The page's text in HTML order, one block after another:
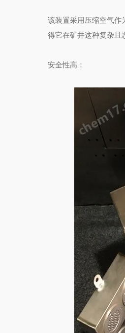
该装置采用压缩空气作
得它在矿井这种复杂且
安全性高 ：